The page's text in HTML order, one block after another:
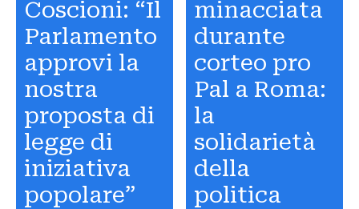
Coscioni: “Il
Parlamento
approvi la
nostra
proposta di
legge di
iniziativa
popolare”
minacciata
durante
corteo pro
Pal a Roma:
la
solidarietà
della
politica